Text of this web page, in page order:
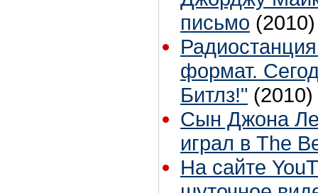
письмо (2010)
формат.
Битлз!" (2010)
Сын Джона
играл в The
На сайте